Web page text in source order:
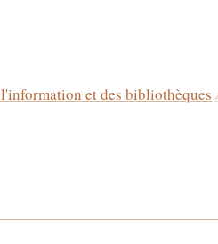
et des bibliothèques